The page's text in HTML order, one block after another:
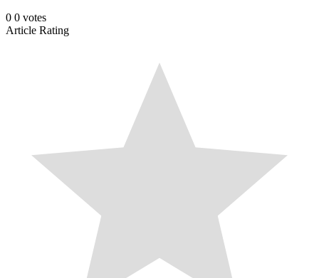
0 0 votes
Article Rating